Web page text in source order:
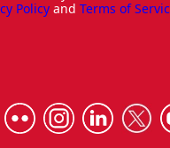
Policy and Terms of